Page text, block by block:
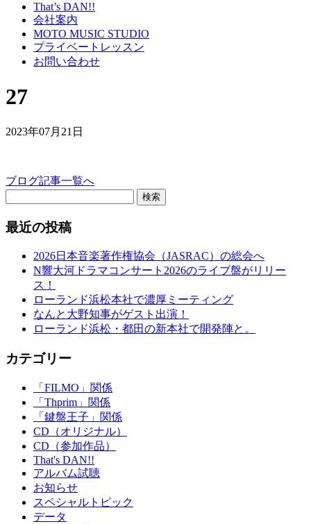
That’s DAN!!
会社案内
MOTO MUSIC STUDIO
プライベートレッスン
お問い合わせ
27
2023年07月21日
ブログ記事一覧へ
検索
最近の投稿
2026日本音楽著作権協会（JASRAC）の総会へ
N響大河ドラマコンサート2026のライブ盤がリリー
ス！
ローランド浜松本社で濃厚ミーティング
なんと大野知事がゲスト出演！
ローランド浜松・都田の新本社で開発陣と。
カテゴリー
「FILMO」関係
「Thprim」関係
「鍵盤王子」関係
CD（オリジナル）
CD（参加作品）
That's DAN!!
アルバム試聴
お知らせ
スペシャルトピック
データ